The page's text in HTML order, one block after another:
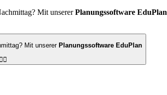
Mit unsererPlanungssoftware EduPlan
Mit unserer Planungssoftware EduPlan
